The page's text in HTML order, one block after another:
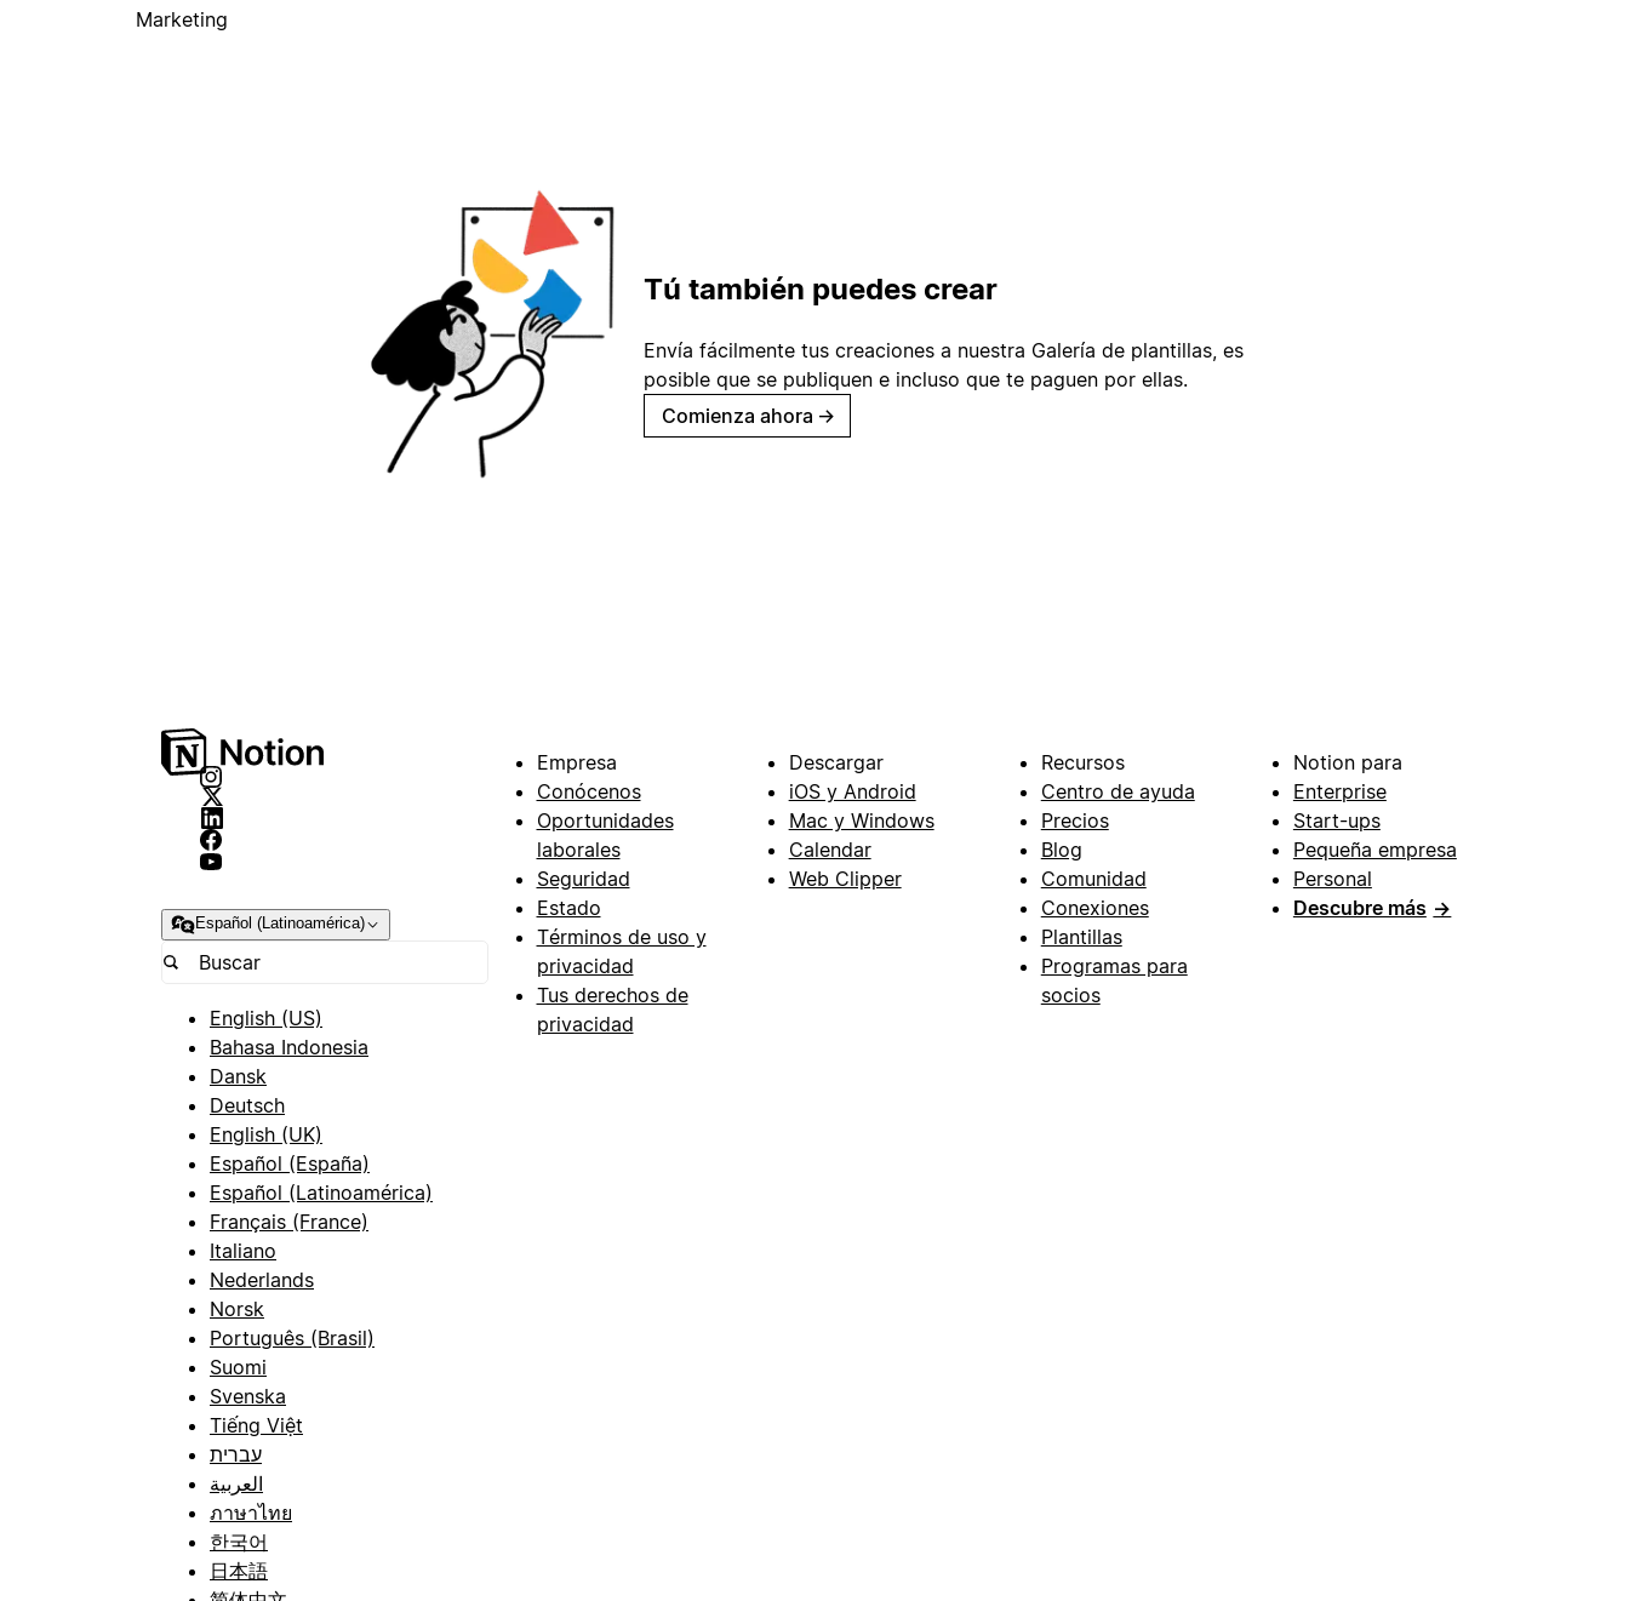
Marketing
Tú también puedes crear
Envía fácilmente tus creaciones a nuestra Galería de plantillas, es
posible que se publiquen e incluso que te paguen por ellas.
Comienza ahora →
Español (Latinoamérica)
English (US)
Bahasa Indonesia
Dansk
Deutsch
English (UK)
Español (España)
Español (Latinoamérica)
Français (France)
Italiano
Nederlands
Norsk
Português (Brasil)
Suomi
Svenska
Tiếng Việt
עברית
العربية
ภาษาไทย
한국어
日本語
Empresa
Conócenos
Oportunidades
laborales
Seguridad
Estado
Términos de uso y
privacidad
Tus derechos de
privacidad
Descargar
iOS y Android
Mac y Windows
Calendar
Web Clipper
Recursos
Centro de ayuda
Precios
Blog
Comunidad
Conexiones
Plantillas
Programas para
socios
Notion para
Enterprise
Start-ups
Pequeña empresa
Personal
Descubre más →